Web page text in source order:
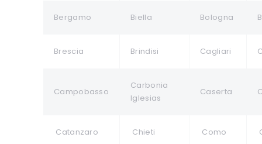
Bergamo Biella Bologna
Brescia Brindisi Cagliari
Campobasso
Carbonia
Iglesias
Caserta
Catanzaro Chieti Como